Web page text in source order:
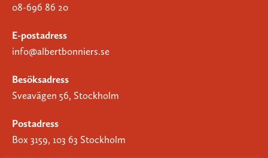
08-696 86 20
E-postadress
info@albertbonniers.se
Besöksadress
Sveavägen 56, Stockholm
Postadress
Box 3159, 103 63 Stockholm